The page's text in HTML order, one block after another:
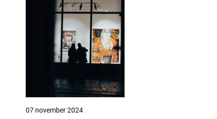
07 november 2024